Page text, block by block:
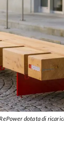
dotata di